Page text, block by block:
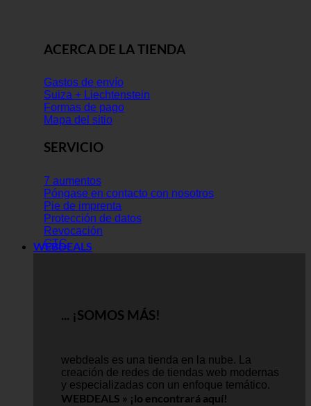
ACERCA DE LA TIENDA
Gastos de envío
Suiza + Liechtenstein
Formas de pago
Mapa del sitio
SERVICIO
7 aumentos
Póngase en contacto con nosotros
Pie de imprenta
Protección de datos
Revocación
GTC
WEBDEALS
... ¡SOMOS MÁS!
webdeals es una tienda en la nube.
La
creación de redes de tiendas web modernas
y especializadas con un enfoque temático.
WEBDEALS » ¡lo encontrará aquí!